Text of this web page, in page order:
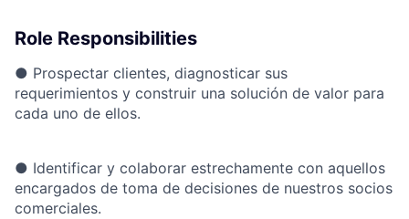
Role Responsibilities
● Prospectar clientes, diagnosticar sus
requerimientos y construir una solución de valor para
cada uno de ellos.
● Identificar y colaborar estrechamente con aquellos
encargados de toma de decisiones de nuestros socios
comerciales.